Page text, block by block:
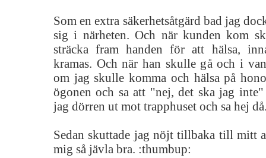
Som en extra säkerhetsåtgärd bad jag
sig i närheten. Och när kunden kom
sträcka fram handen för att hälsa,
kramas. Och när han skulle gå och i
om jag skulle komma och hälsa på
ögonen och sa att "nej, det ska jag inte"
jag dörren ut mot trapphuset och sa hej
Sedan skuttade jag nöjt tillbaka till mitt
mig så jävla bra. :thumbup: